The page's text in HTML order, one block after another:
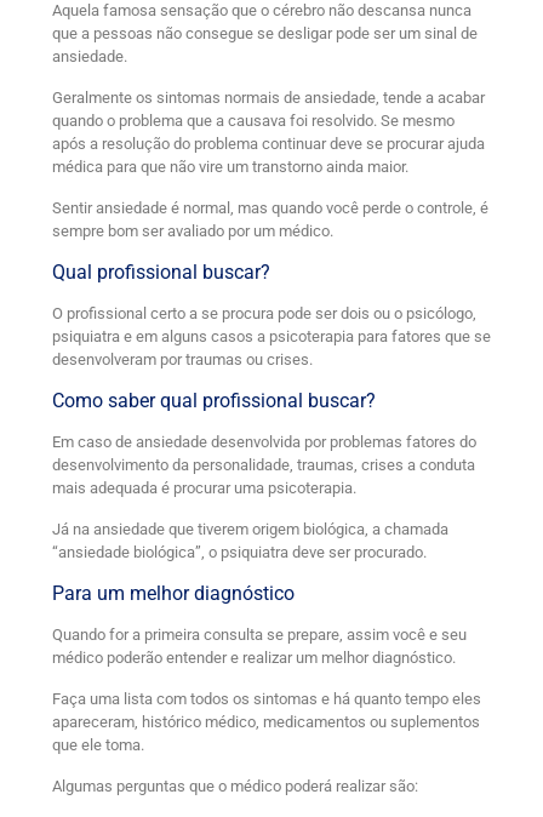
Aquela famosa sensação que o cérebro não descansa nunca
que a pessoas não consegue se desligar pode ser um sinal de
ansiedade.
Geralmente os sintomas normais de ansiedade, tende a acabar
quando o problema que a causava foi resolvido. Se mesmo
após a resolução do problema continuar deve se procurar ajuda
médica para que não vire um transtorno ainda maior.
Sentir ansiedade é normal, mas quando você perde o controle, é
sempre bom ser avaliado por um médico.
Qual profissional buscar?
O profissional certo a se procura pode ser dois ou o psicólogo,
psiquiatra e em alguns casos a psicoterapia para fatores que se
desenvolveram por traumas ou crises.
Como saber qual profissional buscar?
Em caso de ansiedade desenvolvida por problemas fatores do
desenvolvimento da personalidade, traumas, crises a conduta
mais adequada é procurar uma psicoterapia.
Já na ansiedade que tiverem origem biológica, a chamada
“ansiedade biológica”, o psiquiatra deve ser procurado.
Para um melhor diagnóstico
Quando for a primeira consulta se prepare, assim você e seu
médico poderão entender e realizar um melhor diagnóstico.
Faça uma lista com todos os sintomas e há quanto tempo eles
apareceram, histórico médico, medicamentos ou suplementos
que ele toma.
Algumas perguntas que o médico poderá realizar são: